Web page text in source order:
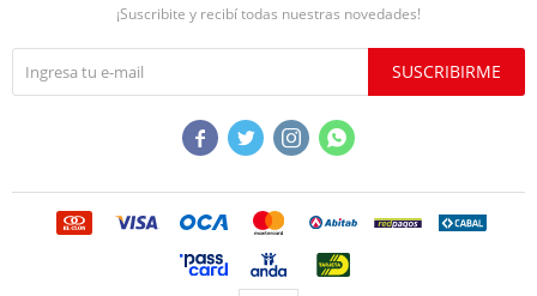
¡Suscribite y recibí todas nuestras novedades!
SUSCRIBIRME
   